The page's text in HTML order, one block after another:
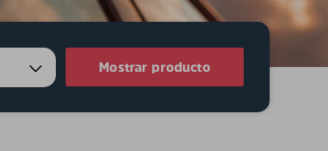
Mostrar producto